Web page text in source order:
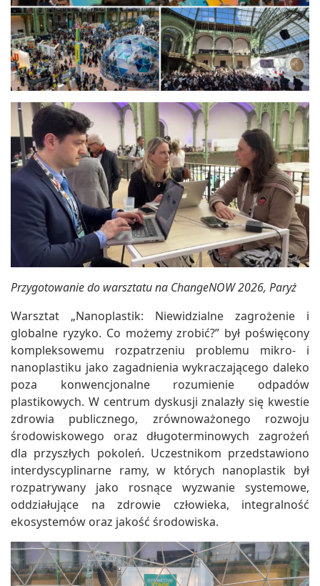
Przygotowanie do warsztatu na ChangeNOW 2026, Paryż
Warsztat „Nanoplastik: Niewidzialne zagrożenie i
globalne ryzyko. Co możemy zrobić?” był poświęcony
kompleksowemu rozpatrzeniu problemu mikro- i
nanoplastiku jako zagadnienia wykraczającego daleko
poza konwencjonalne rozumienie odpadów
plastikowych. W centrum dyskusji znalazły się kwestie
zdrowia publicznego, zrównoważonego rozwoju
środowiskowego oraz długoterminowych zagrożeń
dla przyszłych pokoleń. Uczestnikom przedstawiono
interdyscyplinarne ramy, w których nanoplastik był
rozpatrywany jako rosnące wyzwanie systemowe,
oddziałujące na zdrowie człowieka, integralność
ekosystemów oraz jakość środowiska.